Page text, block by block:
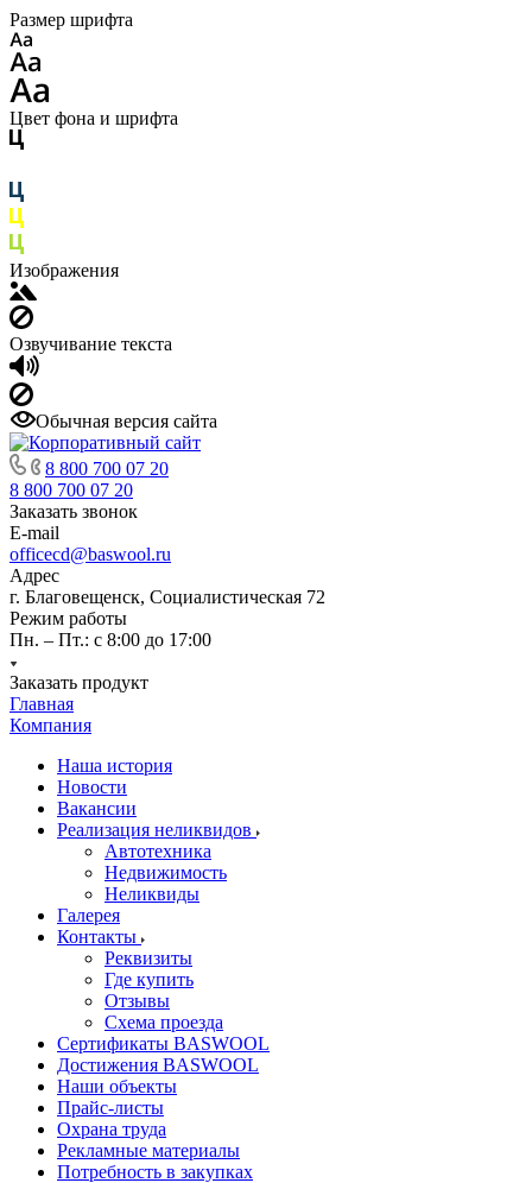
Размер шрифта
Цвет фона и шрифта
Изображения
Озвучивание текста
Обычная версия сайта
8 800 700 07 20
8 800 700 07 20
Заказать звонок
E-mail
officecd@baswool.ru
Адрес
г. Благовещенск, Социалистическая 72
Режим работы
Пн. – Пт.: с 8:00 до 17:00
Заказать продукт
Главная
Компания
Наша история
Новости
Вакансии
Реализация неликвидов
Автотехника
Недвижимость
Неликвиды
Галерея
Контакты
Реквизиты
Где купить
Отзывы
Схема проезда
Сертификаты BASWOOL
Достижения BASWOOL
Наши объекты
Прайс-листы
Охрана труда
Рекламные материалы
Потребность в закупках